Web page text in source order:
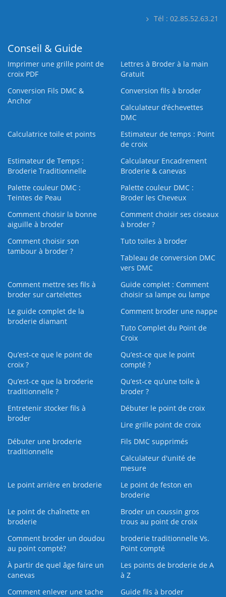
Tél : 02.85.52.63.21
Conseil & Guide
Imprimer une grille point de
croix PDF
Lettres à Broder à la main
Gratuit
Conversion Fils DMC &
Anchor
Conversion fils à broder
Calculateur d’échevettes
DMC
Calculatrice toile et points
Estimateur de temps : Point
de croix
Estimateur de Temps :
Broderie Traditionnelle
Calculateur Encadrement
Broderie & canevas
Palette couleur DMC :
Teintes de Peau
Palette couleur DMC :
Broder les Cheveux
Comment choisir la bonne
aiguille à broder
Comment choisir ses ciseaux
à broder ?
Comment choisir son
tambour à broder ?
Tuto toiles à broder
Tableau de conversion DMC
vers DMC
Comment mettre ses fils à
broder sur cartelettes
Guide complet : Comment
choisir sa lampe ou lampe
Le guide complet de la
broderie diamant
Comment broder une nappe
Tuto Complet du Point de
Croix
Qu’est-ce que le point de
croix ?
Qu’est-ce que le point
compté ?
Qu’est-ce que la broderie
traditionnelle ?
Qu’est‑ce qu’une toile à
broder ?
Entretenir stocker fils à
broder
Débuter le point de croix
Lire grille point de croix
Débuter une broderie
traditionnelle
Fils DMC supprimés
Calculateur d'unité de
mesure
Le point arrière en broderie
Le point de feston en
broderie
Le point de chaînette en
broderie
Broder un coussin gros
trous au point de croix
Comment broder un doudou
au point compté?
broderie traditionnelle Vs.
Point compté
À partir de quel âge faire un
canevas
Les points de broderie de A
à Z
Comment enlever une tache
Guide fils à broder